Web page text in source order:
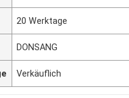
20 Werktage
DONSANG
Verkäuflich